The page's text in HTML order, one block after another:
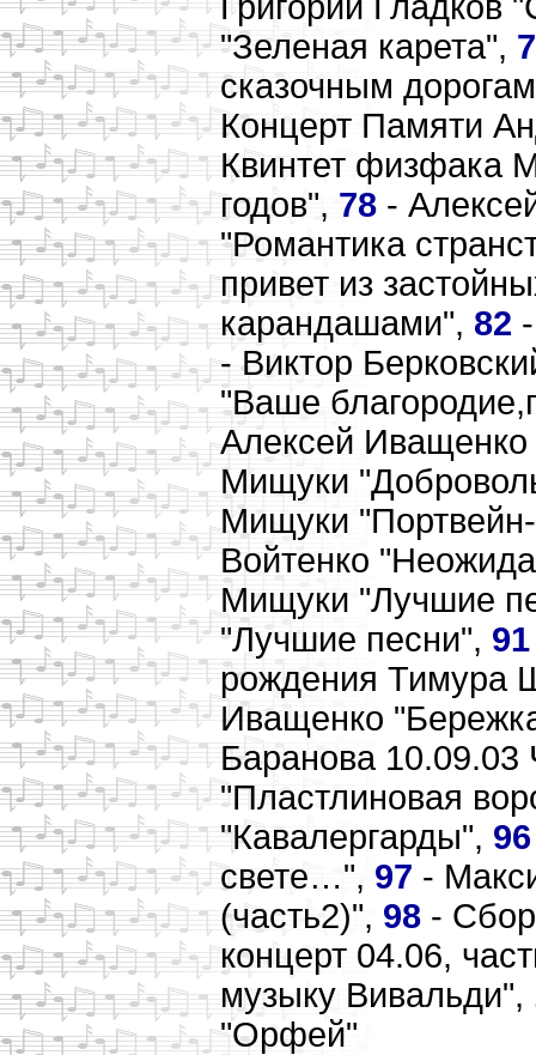
"Зеленая карета",
сказочным
Концерт Памяти
Квинтет физфака
годов", 78 -
"Романтика
привет из
карандашами", 82
- Виктор
"Ваше
Алексей
Мищуки
Мищуки
Войтенко
Мищуки "Лучшие
"Лучшие песни", 91
рождения Тимура
Иващенко
Баранова 10.09.03
"Пластлиновая
"Кавалергарды", 96
свете…", 97 -
(часть2)", 98 -
концерт 04.06,
музыку Вивальди",
"Орфей"